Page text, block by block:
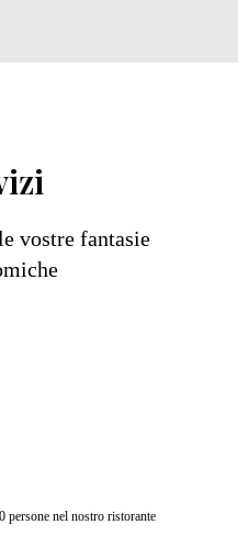
vostre fantasie
persone nel nostro ristorante